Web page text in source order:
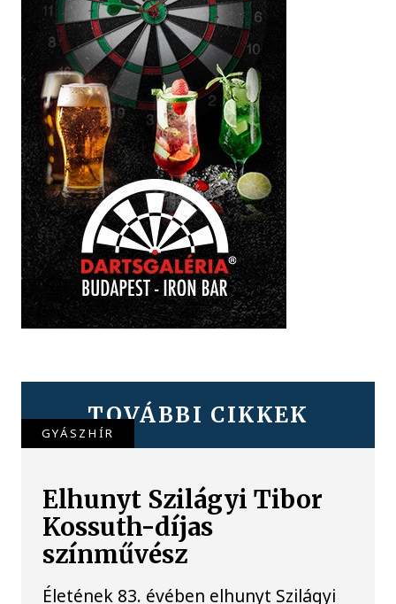
TOVÁBBI CIKKEK
GYÁSZHÍR
Elhunyt Szilágyi Tibor
Kossuth-díjas
színművész
Életének 83. évében elhunyt Szilágyi